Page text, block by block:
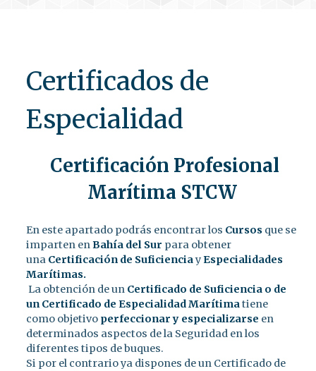
Certificados de
Especialidad
Certificación Profesional
Marítima STCW
En este apartado podrás encontrar los Cursos que se
imparten enBahía del Sur para obtener
una Certificación de SuficienciayEspecialidades
Marítimas.
La obtención de un Certificado de Suficiencia o de
un Certificado de Especialidad Marítimatiene
como objetivo perfeccionar y especializarse en
determinados aspectos de la Seguridad en los
diferentes tipos de buques.
Si por el contrario ya dispones de un Certificado de